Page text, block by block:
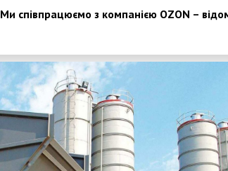
Ми співпрацюємо з компанією ОZON –